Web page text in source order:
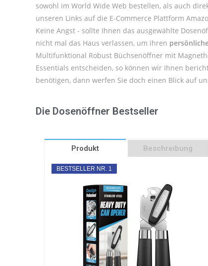
sowohl im World Wide Web bestellen, als auch
unseren Links auf die E-Commerce Plattform
Keine Angst - sollte Ihnen das ausgewählte
nicht mal das Haus verlassen, um ihren
Multifunktional Robust Büchsenöffner mit
Essentials entscheiden, so können wir Ihnen
benötigen, dann werfen Sie doch einen Blick auf
Die Dosenöffner Bestseller
Produkt Beschreibung
BESTSELLER NR. 1